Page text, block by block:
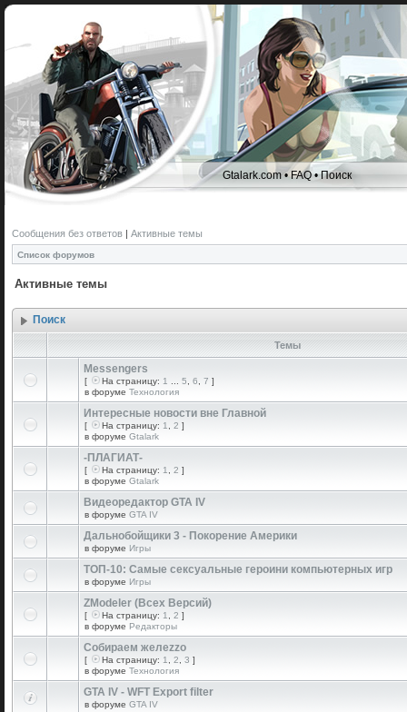
Gtalark.com •FAQ•Поиск
Сообщения без ответов | Активные темы
Список форумов
Активные темы
Поиск
Темы
Messengers
[ На страницу: 1 5 6 7 ]
в форуме Технология
Интересные новости вне Главной
[ На страницу: 1 2 ]
в форуме Gtalark
-ПЛАГИАТ-
[ На страницу: 1 2 ]
в форуме Gtalark
Видеоредактор GTA IV
в форуме GTA IV
Дальнобойщики 3 - Покорение Америки
в форуме Игры
ТОП-10: Самые сексуальные героини компьютерных игр
в форуме Игры
ZModeler (Всех Версий)
[ На страницу: 1 2 ]
в форуме Редакторы
Собираем желеzzо
[ На страницу: 1 2 3 ]
в форуме Технология
GTA IV - WFT Export filter
в форуме GTA IV